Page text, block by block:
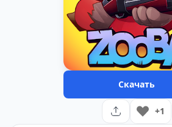
Скачать
+1